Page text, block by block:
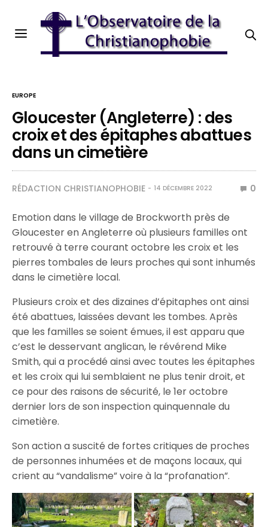
EUROPE
Gloucester (Angleterre) : des
croix et des épitaphes abattues
dans un cimetière
RÉDACTION CHRISTIANOPHOBIE 14 DÉCEMBRE 2022 0
Emotion dans le village de Brockworth près de
Gloucester en Angleterre où plusieurs familles ont
retrouvé à terre courant octobre les croix et les
pierres tombales de leurs proches qui sont inhumés
dans le cimetière local.
Plusieurs croix et des dizaines d’épitaphes ont ainsi
été abattues, laissées devant les tombes. Après
que les familles se soient émues, il est apparu que
c’est le desservant anglican, le révérend Mike
Smith, qui a procédé ainsi avec toutes les épitaphes
et les croix qui lui semblaient ne plus tenir droit, et
ce pour des raisons de sécurité, le 1er octobre
dernier lors de son inspection quinquennale du
cimetière.
Son action a suscité de fortes critiques de proches
de personnes inhumées et de maçons locaux, qui
crient au “vandalisme” voire à la “profanation”.